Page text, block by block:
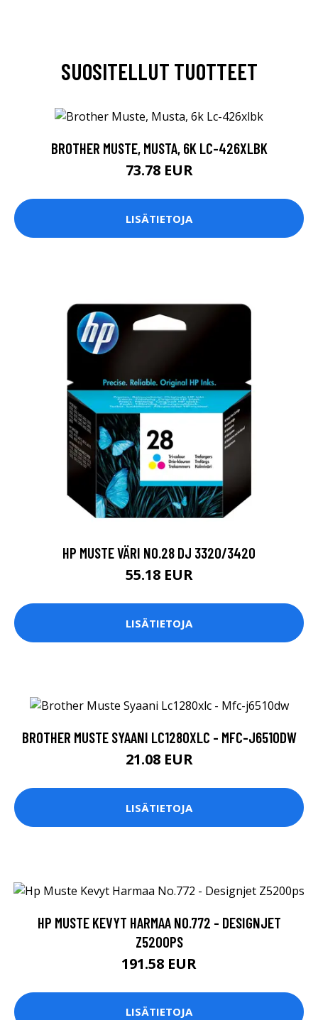
SUOSITELLUT TUOTTEET
BROTHER MUSTE, MUSTA, 6K LC-426XLBK
73.78 EUR
LISÄTIETOJA
HP MUSTE VÄRI NO.28 DJ 3320/3420
55.18 EUR
LISÄTIETOJA
BROTHER MUSTE SYAANI LC1280XLC - MFC-J6510DW
21.08 EUR
LISÄTIETOJA
HP MUSTE KEVYT HARMAA NO.772 - DESIGNJET
Z5200PS
191.58 EUR
LISÄTIETOJA